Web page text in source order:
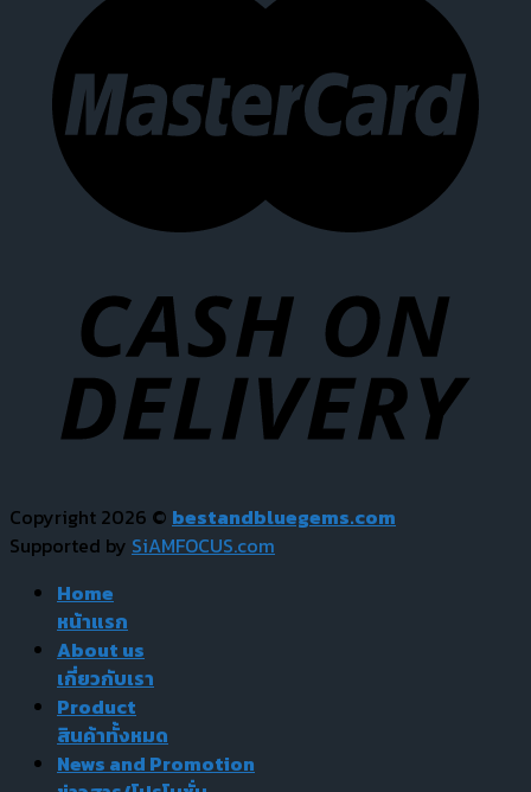
Copyright 2026 © bestandbluegems.com
Supported by SiAMFOCUS.com
Home
หน้าแรก
About us
เกี่ยวกับเรา
Product
สินค้าทั้งหมด
News and Promotion